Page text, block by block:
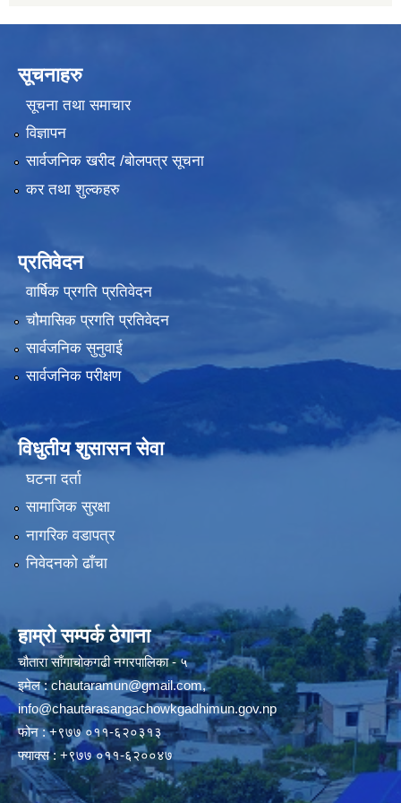
सूचनाहरु
सूचना तथा समाचार
विज्ञापन
सार्वजनिक खरीद /बोलपत्र सूचना
कर तथा शुल्कहरु
प्रतिवेदन
वार्षिक प्रगति प्रतिवेदन
चौमासिक प्रगति प्रतिवेदन
सार्वजनिक सुनुवाई
सार्वजनिक परीक्षण
विधुतीय शुसासन सेवा
घटना दर्ता
सामाजिक सुरक्षा
नागरिक वडापत्र
निवेदनको ढाँचा
हाम्रो सम्पर्क ठेगाना
चौतारा साँगाचोकगढी नगरपालिका - ५
इमेल :chautaramun@gmail.com,
info@chautarasangachowkgadhimun.gov.np
फोन : +९७७ ०११-६२०३१३
फ्याक्स : +९७७ ०११-६२००४७